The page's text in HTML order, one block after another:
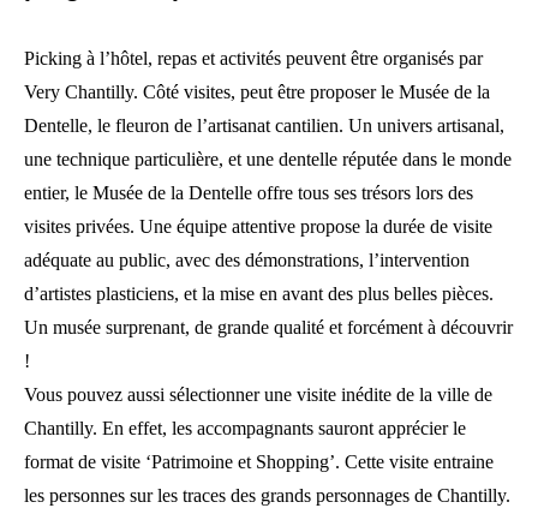
Picking à l’hôtel, repas et activités peuvent être organisés par
Very Chantilly. Côté visites, peut être proposer le Musée de la
Dentelle, le fleuron de l’artisanat cantilien. Un univers artisanal,
une technique particulière, et une dentelle réputée dans le monde
entier, le Musée de la Dentelle offre tous ses trésors lors des
visites privées. Une équipe attentive propose la durée de visite
adéquate au public, avec des démonstrations, l’intervention
d’artistes plasticiens, et la mise en avant des plus belles pièces.
Un musée surprenant, de grande qualité et forcément à découvrir
!
Vous pouvez aussi sélectionner une visite inédite de la ville de
Chantilly. En effet, les accompagnants sauront apprécier le
format de visite ‘Patrimoine et Shopping’. Cette visite entraine
les personnes sur les traces des grands personnages de Chantilly.